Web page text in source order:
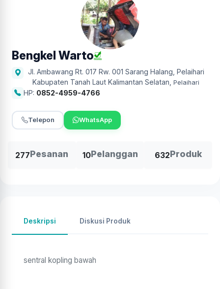
Bengkel Warto
Jl. Ambawang Rt. 017 Rw. 001 Sarang Halang, Pelaihari
Kabupaten Tanah Laut Kalimantan Selatan Pelaihari
HP: 0852-4959-4766
Telepon WhatsApp
277Pesanan 10Pelanggan 632Produk
Deskripsi Diskusi Produk
sentral kopling bawah